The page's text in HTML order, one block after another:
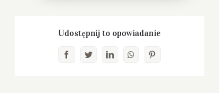
Udostępnij to opowiadanie
FacebookTwitterLinkedInWhatsAppPinterest